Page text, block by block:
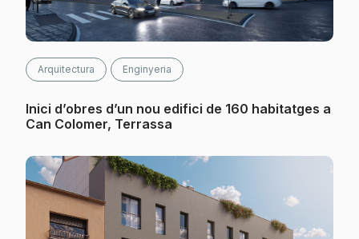
Arquitectura Enginyeria
Inici d’obres d’un nou edifici de 160 habitatges a
Can Colomer, Terrassa